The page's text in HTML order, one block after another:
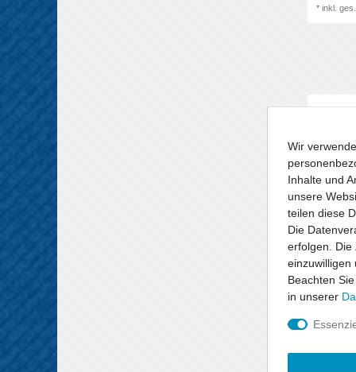
*inkl.
Wir
Inhalte und
unsere
teilen diese
Die
erfolgen. Die
einzuwilligen
Beachten
in unserer